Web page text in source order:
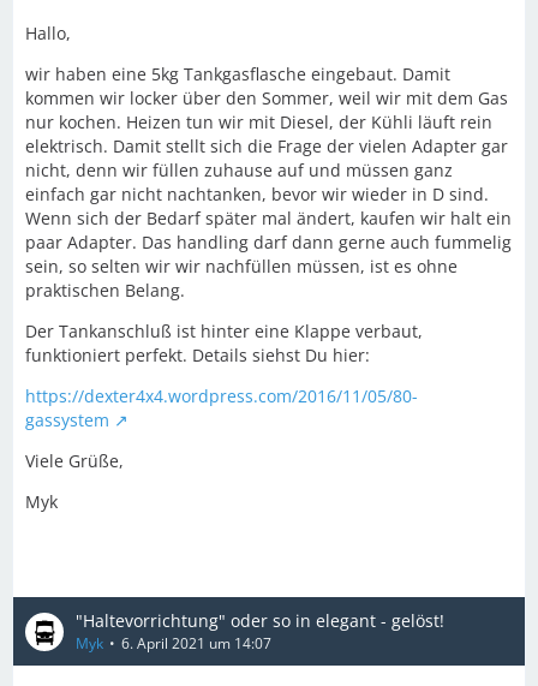
Hallo,
wir haben eine 5kg Tankgasflasche eingebaut. Damit
kommen wir locker über den Sommer, weil wir mit dem Gas
nur kochen. Heizen tun wir mit Diesel, der Kühli läuft rein
elektrisch. Damit stellt sich die Frage der vielen Adapter gar
nicht, denn wir füllen zuhause auf und müssen ganz
einfach gar nicht nachtanken, bevor wir wieder in D sind.
Wenn sich der Bedarf später mal ändert, kaufen wir halt ein
paar Adapter. Das handling darf dann gerne auch fummelig
sein, so selten wir wir nachfüllen müssen, ist es ohne
praktischen Belang.
Der Tankanschluß ist hinter eine Klappe verbaut,
funktioniert perfekt. Details siehst Du hier:
https://dexter4x4.wordpress.com/2016/11/05/80-
gassystem
Viele Grüße,
Myk
"Haltevorrichtung" oder so in elegant - gelöst!
Myk 6. April 2021 um 14:07